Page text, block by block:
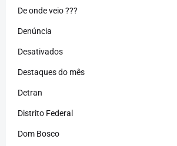
De onde veio ???
Denúncia
Desativados
Destaques do mês
Detran
Distrito Federal
Dom Bosco